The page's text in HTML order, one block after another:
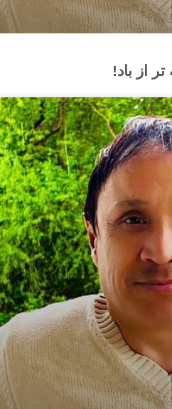
تر از باد!